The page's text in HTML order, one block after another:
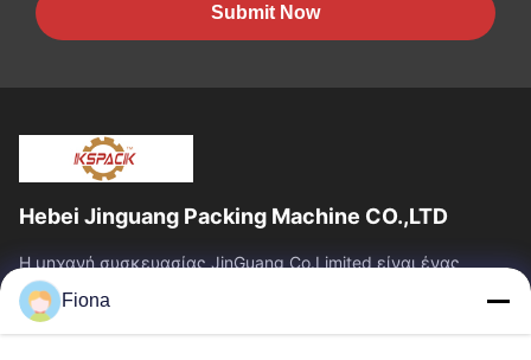
Submit Now
Hebei Jinguang Packing Machine CO.,LTD
Η μηχανή συσκευασίας JinGuang Co.Limited είναι ένας
επαγγελματικός ζαρωμένος εξοπλισμός εκτύπωσης
χαρτοκιβωτίων και σχετικά μηχανήματα για την...
Γρήγοροι Σύνδεσμοι
Fiona